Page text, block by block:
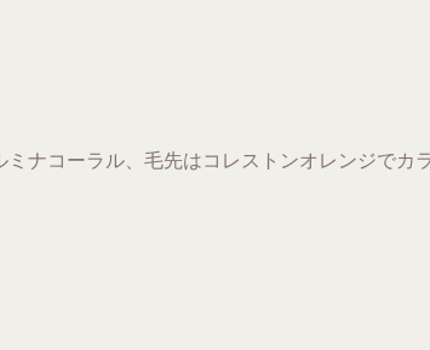
ナコーラル、毛先はコレストンオレンジでカ